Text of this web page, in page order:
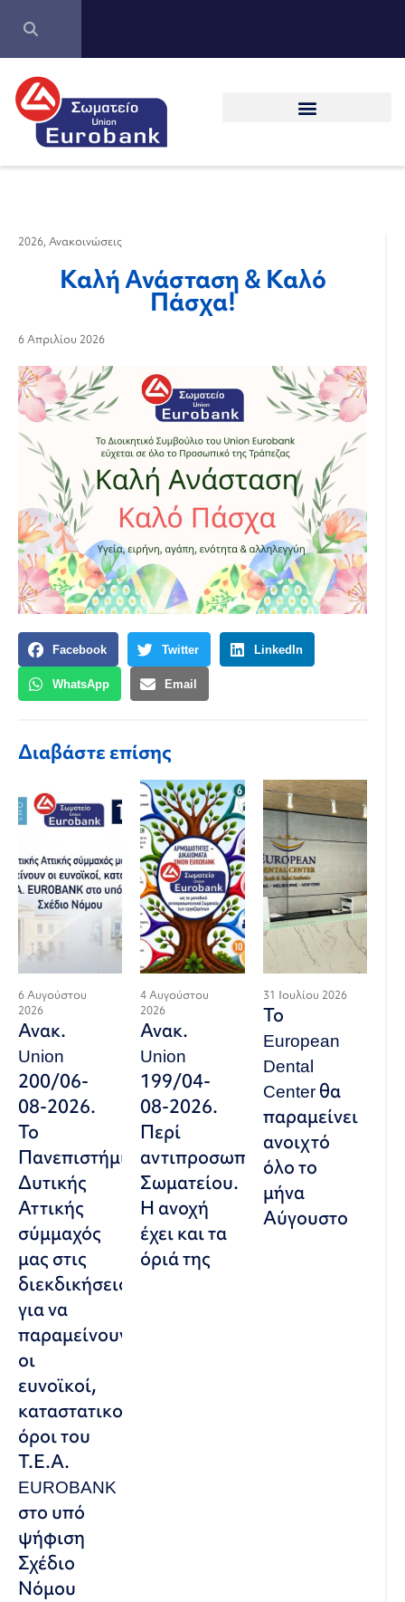
2026, Ανακοινώσεις
Καλή Ανάσταση & Καλό
Πάσχα!
6 Απριλίου 2026
Facebook Twitter LinkedIn
WhatsApp Email
Διαβάστε επίσης
6 Αυγούστου
2026
Ανακ.
Union
200/06-
08-2026.
Το
Πανεπιστήμιο
Δυτικής
Αττικής
σύμμαχός
μας στις
διεκδικήσεις,
για να
παραμείνουν
οι
ευνοϊκοί,
καταστατικοί
όροι του
Τ.Ε.Α.
EUROBANK
στο υπό
ψήφιση
Σχέδιο
Νόμου
4 Αυγούστου
2026
Ανακ.
Union
199/04-
08-2026.
Περί
αντιπροσωπευτικού
Σωματείου.
Η ανοχή
έχει και τα
όριά της
31 Ιουλίου 2026
Το
European
Dental
Center θα
παραμείνει
ανοιχτό
όλο το
μήνα
Αύγουστο